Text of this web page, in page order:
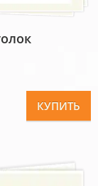
КУПИТЬ